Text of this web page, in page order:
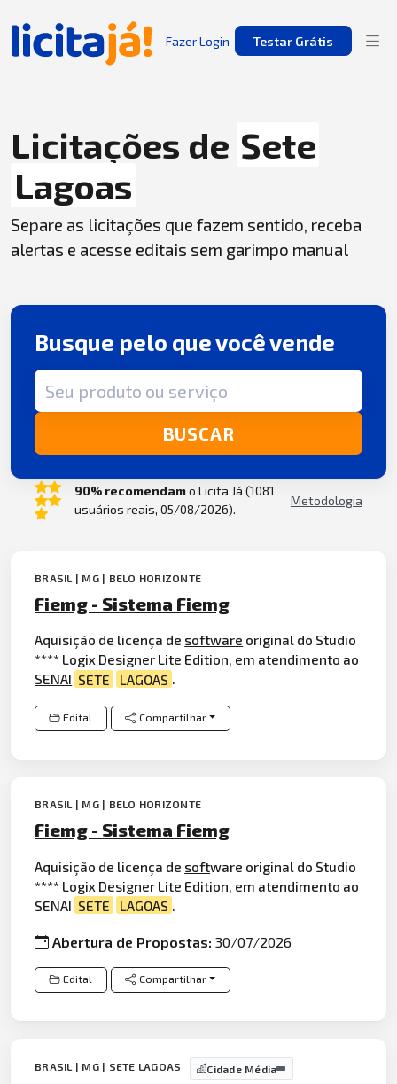
Fazer Login Testar Grátis
Licitações de Sete
Lagoas
Separe as licitações que fazem sentido, receba
alertas e acesse editais sem garimpo manual
Busque pelo que você vende
Termo de busca
BUSCAR
90% recomendamo Licita Já (1081
usuários reais, 05/08/2026).
Metodologia
BRASIL | MG | BELO HORIZONTE
Fiemg - Sistema Fiemg
Aquisição de licença de software original do Studio
**** Logix Designer Lite Edition, em atendimento ao
SENAI SETE LAGOAS .
Edital Compartilhar
BRASIL | MG | BELO HORIZONTE
Fiemg - Sistema Fiemg
Aquisição de licença de software original do Studio
**** Logix Designer Lite Edition, em atendimento ao
SENAI SETE LAGOAS
Abertura de Propostas:30/07/2026
Edital Compartilhar
BRASIL | MG | SETE LAGOAS Cidade Média